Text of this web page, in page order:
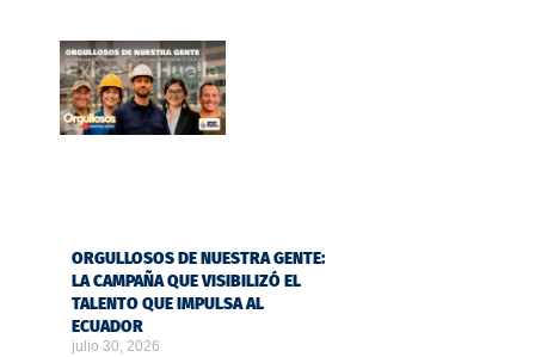
ORGULLOSOS DE NUESTRA GENTE:
LA CAMPAÑA QUE VISIBILIZÓ EL
TALENTO QUE IMPULSA AL
ECUADOR
julio 30, 2026